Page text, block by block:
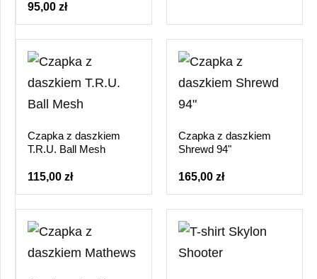
95,00 zł
Czapka z daszkiem
T.R.U. Ball Mesh
115,00 zł
Czapka z daszkiem
Shrewd 94"
165,00 zł